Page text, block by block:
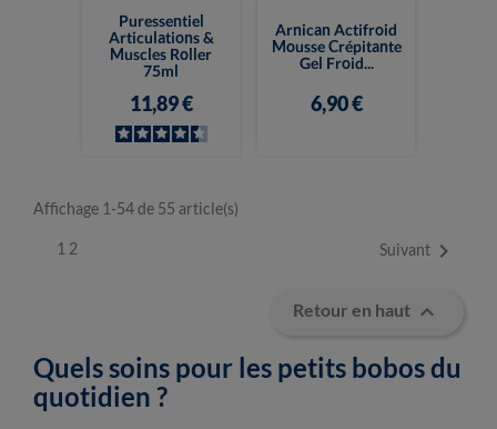
Puressentiel
Articulations &
Muscles Roller
75ml
11,89 €
Arnican Actifroid
Mousse Crépitante
Gel Froid...
6,90 €
Affichage 1-54 de 55 article(s)
1 2 Suivant 
Retour en haut 
Quels soins pour les petits bobos du
quotidien ?